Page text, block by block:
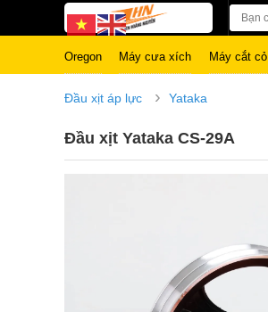
Oregon Máy cưa xích Máy cắt cỏ
Đầu xịt áp lực › Yataka
Đầu xịt Yataka CS-29A